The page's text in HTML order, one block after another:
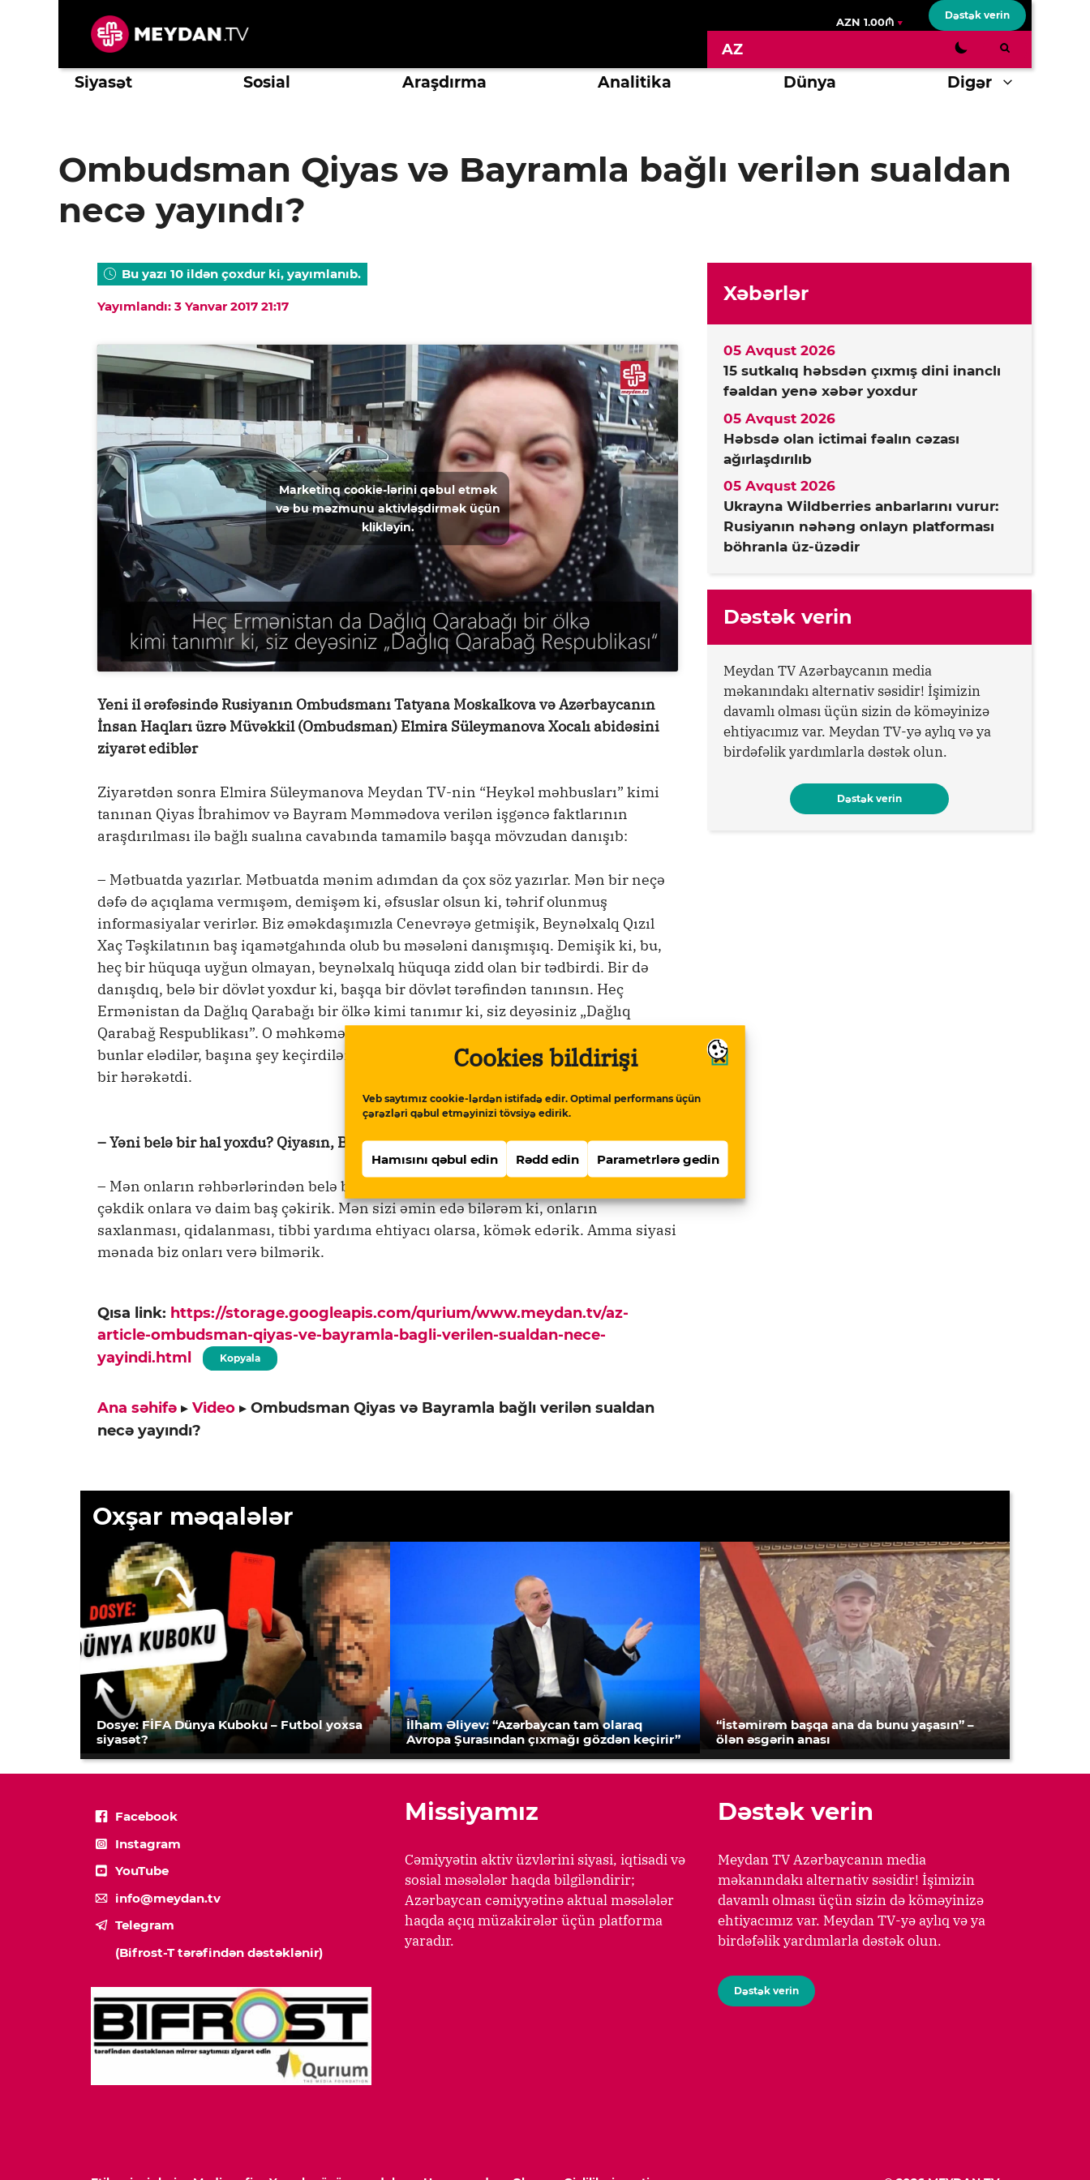
Cookies bildirişi
Veb saytımız cookie-lərdən istifadə edir. Optimal performans üçün
çərəzləri qəbul etməyinizi tövsiyə edirik.
Hamısını qəbul edin Rədd edin Parametrlərə gedin
AZN 1.00₼
Dəstək verin
AZ
Siyasət Sosial Araşdırma Analitika Dünya Digər
Ombudsman Qiyas və Bayramla bağlı verilən sualdan
necə yayındı?
Bu yazı 10 ildən çoxdur ki, yayımlanıb.
Yayımlandı: 3 Yanvar 2017 21:17
Marketinq cookie-lərini qəbul etmək
və bu məzmunu aktivləşdirmək üçün
klikləyin.
Yeni il ərəfəsində Rusiyanın Ombudsmanı Tatyana Moskalkova və Azərbaycanın
İnsan Haqları üzrə Müvəkkil (Ombudsman) Elmira Süleymanova Xocalı abidəsini
ziyarət ediblər
Ziyarətdən sonra Elmira Süleymanova Meydan TV-nin “Heykəl məhbusları” kimi
tanınan Qiyas İbrahimov və Bayram Məmmədova verilən işgəncə faktlarının
araşdırılması ilə bağlı sualına cavabında tamamilə başqa mövzudan danışıb:
– Mətbuatda yazırlar. Mətbuatda mənim adımdan da çox söz yazırlar. Mən bir neçə
dəfə də açıqlama vermışəm, demişəm ki, əfsuslar olsun ki, təhrif olunmuş
informasiyalar verirlər. Biz əməkdaşımızla Cenevrəyə getmişik, Beynəlxalq Qızıl
Xaç Təşkilatının baş iqamətgahında olub bu məsələni danışmışıq. Demişik ki, bu,
heç bir hüquqa uyğun olmayan, beynəlxalq hüquqa zidd olan bir tədbirdi. Bir də
danışdıq, belə bir dövlət yoxdur ki, başqa bir dövlət tərəfindən tanınsın. Heç
Ermənistan da Dağlıq Qarabağı bir ölkə kimi tanımır ki, siz deyəsiniz „Dağlıq
Qarabağ Respublikası”. O məhkəmənin özü legitim məhkəmə deyil. O tamaşanı ki,
bunlar elədilər, başına şey keçirdilər və s, bu, təhqiramiz, insan ləyaqətini alçaldan
bir hərəkətdi.
– Yəni belə bir hal yoxdu? Qiyasın, Bayramın…
– Mən onların rəhbərlərindən belə bir məktub almışam ki, biz bir yerdə gedib baş
çəkdik onlara və daim baş çəkirik. Mən sizi əmin edə bilərəm ki, onların
saxlanması, qidalanması, tibbi yardıma ehtiyacı olarsa, kömək edərik. Amma siyasi
mənada biz onları verə bilmərik.
Qısa link: https://storage.googleapis.com/qurium/www.meydan.tv/az-
article-ombudsman-qiyas-ve-bayramla-bagli-verilen-sualdan-nece-
yayindi.html
Kopyala
Ana səhifə ▸ Video ▸ Ombudsman Qiyas və Bayramla bağlı verilən sualdan
necə yayındı?
Xəbərlər
15 sutkalıq həbsdən çıxmış dini inanclı
fəaldan yenə xəbər yoxdur
05 Avqust 2026
Həbsdə olan ictimai fəalın cəzası
ağırlaşdırılıb
05 Avqust 2026
Ukrayna Wildberries anbarlarını vurur:
Rusiyanın nəhəng onlayn platforması
böhranla üz-üzədir
05 Avqust 2026
Dəstək verin
Meydan TV Azərbaycanın media
məkanındakı alternativ səsidir! İşimizin
davamlı olması üçün sizin də köməyinizə
ehtiyacımız var. Meydan TV-yə aylıq və ya
birdəfəlik yardımlarla dəstək olun.
Dəstək verin
Oxşar məqalələr
Dosye: FİFA Dünya Kuboku – Futbol yoxsa
siyasət?
İlham Əliyev: “Azərbaycan tam olaraq
Avropa Şurasından çıxmağı gözdən keçirir”
“İstəmirəm başqa ana da bunu yaşasın” –
ölən əsgərin anası
Facebook
Instagram
YouTube
info@meydan.tv
Telegram
(Bifrost-T tərəfindən dəstəklənir)
Missiyamız
Cəmiyyətin aktiv üzvlərini siyasi, iqtisadi və
sosial məsələlər haqda bilgiləndirir;
Azərbaycan cəmiyyətinə aktual məsələlər
haqda açıq müzakirələr üçün platforma
yaradır.
Dəstək verin
Meydan TV Azərbaycanın media
məkanındakı alternativ səsidir! İşimizin
davamlı olması üçün sizin də köməyinizə
ehtiyacımız var. Meydan TV-yə aylıq və ya
birdəfəlik yardımlarla dəstək olun.
Dəstək verin